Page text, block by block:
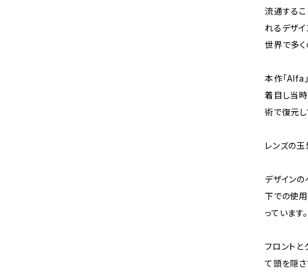
流通する
れるデザイ
世界で多く
本作「Alfa
着目し当
術で復元し
レンズの玉
デザイン
下での使
っています。
フロントと
て頭を隠さ